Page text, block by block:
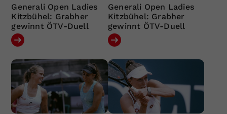
Generali Open Ladies
Kitzbühel: Grabher
gewinnt ÖTV-Duell
Generali Open Ladies
Kitzbühel: Grabher
gewinnt ÖTV-Duell